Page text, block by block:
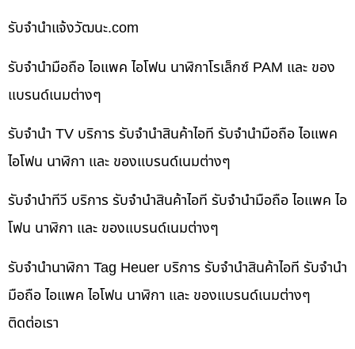
รับจํานําแจ้งวัฒนะ.com
รับจำนำมือถือ ไอแพค ไอโฟน นาฬิกาโรเล็กซ์ PAM และ ของ
แบรนด์เนมต่างๆ
รับจำนำ TV บริการ รับจำนำสินค้าไอที รับจำนำมือถือ ไอแพค
ไอโฟน นาฬิกา และ ของแบรนด์เนมต่างๆ
รับจำนำทีวี บริการ รับจำนำสินค้าไอที รับจำนำมือถือ ไอแพค ไอ
โฟน นาฬิกา และ ของแบรนด์เนมต่างๆ
รับจำนำนาฬิกา Tag Heuer บริการ รับจำนำสินค้าไอที รับจำนำ
มือถือ ไอแพค ไอโฟน นาฬิกา และ ของแบรนด์เนมต่างๆ
ติดต่อเรา